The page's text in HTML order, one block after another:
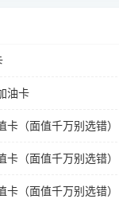
油卡
卡（面值千万别选错）
卡（面值千万别选错）
卡（面值千万别选错）